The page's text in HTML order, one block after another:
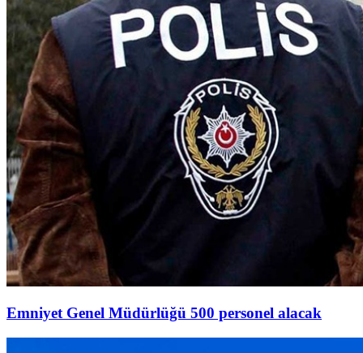
Emniyet Genel Müdürlüğü 500 personel alacak